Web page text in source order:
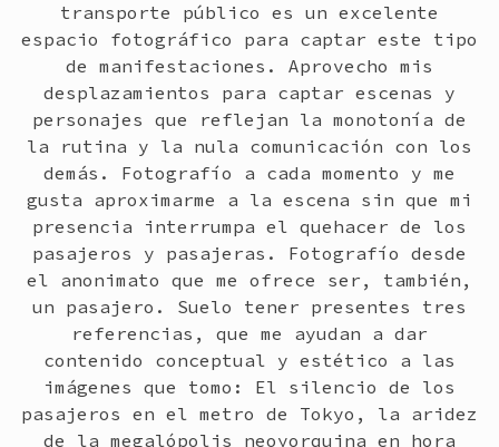
transporte público es un excelente
espacio fotográfico para captar este tipo
de manifestaciones. Aprovecho mis
desplazamientos para captar escenas y
personajes que reflejan la monotonía de
la rutina y la nula comunicación con los
demás. Fotografío a cada momento y me
gusta aproximarme a la escena sin que mi
presencia interrumpa el quehacer de los
pasajeros y pasajeras. Fotografío desde
el anonimato que me ofrece ser, también,
un pasajero. Suelo tener presentes tres
referencias, que me ayudan a dar
contenido conceptual y estético a las
imágenes que tomo: El silencio de los
pasajeros en el metro de Tokyo, la aridez
de la megalópolis neoyorquina en hora